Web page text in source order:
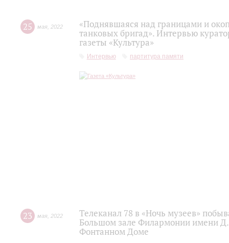
25 мая 2022
«Поднявшаяся над границами и
танковых бригад». Интервью
газеты «Культура»
Интервью партитура памяти
23 мая 2022
Телеканал 78 в «Ночь музеев»
Большом зале Филармонии имени
Фонтанном Доме